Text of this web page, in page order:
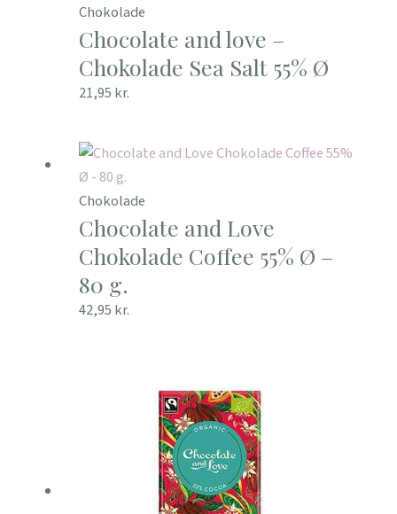
Chokolade
Chocolate and love –
Chokolade Sea Salt 55% Ø
21,95 kr.
Chokolade
Chocolate and Love
Chokolade Coffee 55% Ø –
80 g.
42,95 kr.